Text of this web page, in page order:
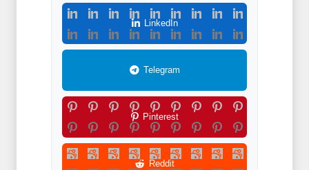
LinkedIn
Telegram
Pinterest
Reddit